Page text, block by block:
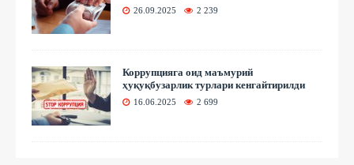
26.09.2025 2 239
Коррупцияга оид маъмурий
ҳуқуқбузарлик турлари кенгайтирилди
16.06.2025 2 699